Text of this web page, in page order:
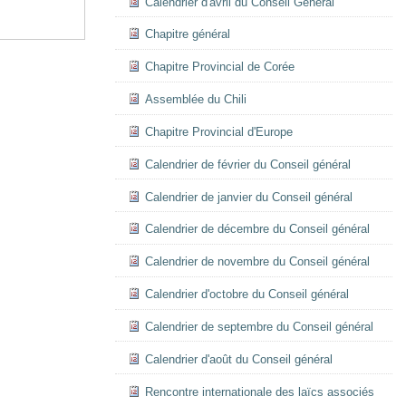
Chapitre général
Chapitre Provincial de Corée
Assemblée du Chili
Chapitre Provincial d'Europe
Calendrier de février du Conseil général
Calendrier de janvier du Conseil général
Calendrier de décembre du Conseil général
Calendrier de novembre du Conseil général
Calendrier d'octobre du Conseil général
Calendrier de septembre du Conseil général
Calendrier d'août du Conseil général
Rencontre internationale des laïcs associés